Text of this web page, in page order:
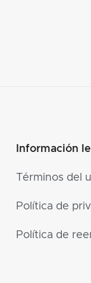
Información
Términos del
Política de
Política de